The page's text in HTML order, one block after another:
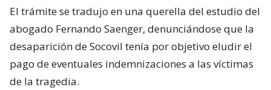
El trámite se tradujo en una querella del estudio del
abogado Fernando Saenger, denunciándose que la
desaparición de Socovil tenía por objetivo eludir el
pago de eventuales indemnizaciones a las víctimas
de la tragedia.